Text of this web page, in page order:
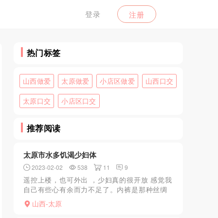
登录 注册
热门标签
山西做爱 太原做爱 小店区做爱 山西口交
太原口交 小店区口交
推荐阅读
太原市水多饥渴少妇体
2023-02-02 538 11 9
遥控上楼，也可外出 ，少妇真的很开放 感觉我
自己有些心有余而力不足了。内裤是那种丝绸
的，摸起来湿湿的 一条沟沟，好多毛毛 旺盛
，做起来两个奶就像要被甩飞起来。总之很满
山西-太原